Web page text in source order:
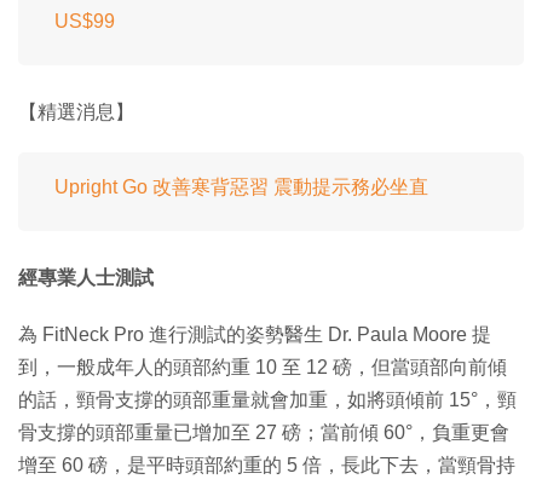
US$99
【精選消息】
Upright Go 改善寒背惡習 震動提示務必坐直
經專業人士測試
為 FitNeck Pro 進行測試的姿勢醫生 Dr. Paula Moore 提
到，一般成年人的頭部約重 10 至 12 磅，但當頭部向前傾
的話，頸骨支撐的頭部重量就會加重，如將頭傾前 15°，頸
骨支撐的頭部重量已增加至 27 磅；當前傾 60°，負重更會
增至 60 磅，是平時頭部約重的 5 倍，長此下去，當頸骨持